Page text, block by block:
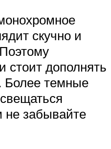
скучно и
стоит дополнять
Более темные
не забывайте